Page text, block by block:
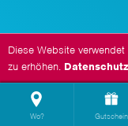
Diese Website
zu erhöhen. Datenschutz
Wo? Gutschein